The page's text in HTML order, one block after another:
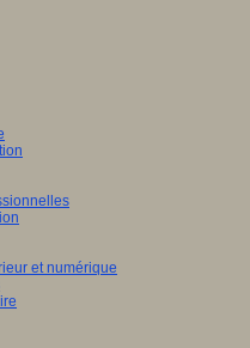
et numérique